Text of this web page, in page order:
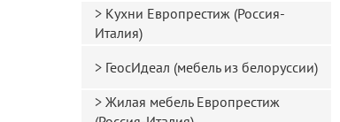
Кухни Европрестиж (Россия-
Италия)
ГеосИдеал (мебель из белоруссии)
Жилая мебель Европрестиж